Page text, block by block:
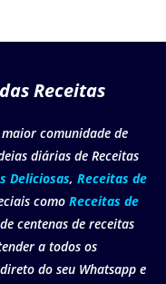
Receitas
comunidade de
diárias de Receitas
Deliciosas, Receitas de
como Receitas de
centenas de receitas
a todos os
do seu Whatsapp e